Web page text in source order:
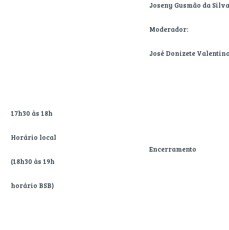
Joseny Gusmão da
Moderador:
José Donizete
17h30 às 18h
Horário local
(18h30 às 19h
horário BSB)
Encerramento